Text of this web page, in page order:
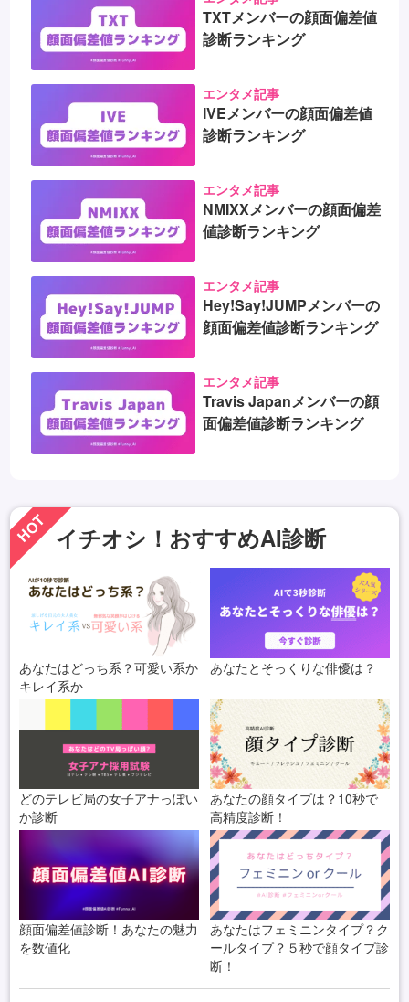
TXTメンバーの顔面偏差値
診断ランキング
エンタメ記事
IVEメンバーの顔面偏差値
診断ランキング
エンタメ記事
NMIXXメンバーの顔面偏差
値診断ランキング
エンタメ記事
Hey!Say!JUMPメンバーの
顔面偏差値診断ランキング
エンタメ記事
Travis Japanメンバーの顔
面偏差値診断ランキング
HOT イチオシ！おすすめAI診断
あなたはどっち系？可愛い系か
キレイ系か
あなたとそっくりな俳優は？
どのテレビ局の女子アナっぽい
か診断
あなたの顔タイプは？10秒で
高精度診断！
顔面偏差値診断！あなたの魅力
を数値化
あなたはフェミニンタイプ？ク
ールタイプ？５秒で顔タイプ診
断！